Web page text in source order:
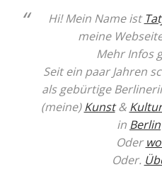
Hi! Mein Name ist
meine
Mehr Infos
Seit ein paar Jahren
als gebürtige
(meine)Kunst& Kultur
in Berlin
Oder
Oder.